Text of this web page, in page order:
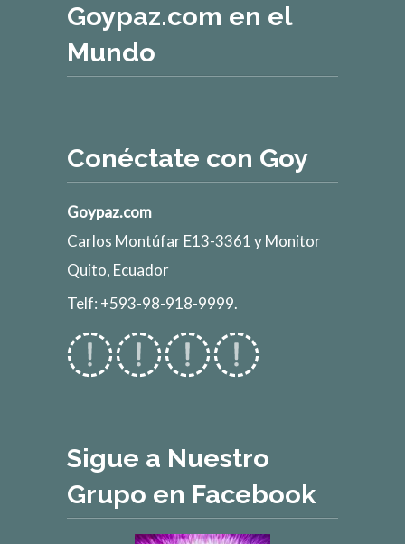
Goypaz.com en el
Mundo
Conéctate con Goy
Goypaz.com
Carlos Montúfar E13-3361 y Monitor
Quito, Ecuador
Telf: +593-98-918-9999.
Sigue a Nuestro
Grupo en Facebook